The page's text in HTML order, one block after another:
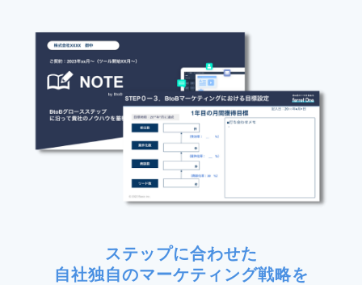
ステップに合わせた
自社独自のマーケティング戦略を